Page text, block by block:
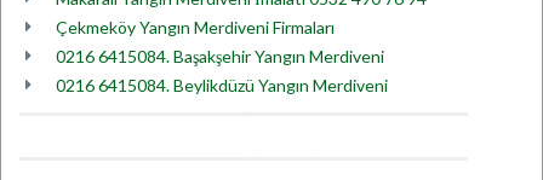
Çekmeköy Yangın Merdiveni Firmaları
0216 6415084. Başakşehir Yangın Merdiveni
0216 6415084. Beylikdüzü Yangın Merdiveni